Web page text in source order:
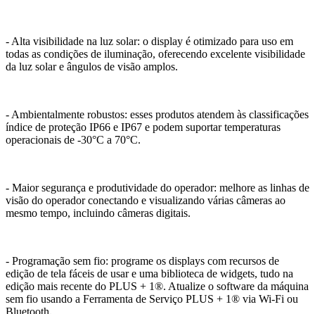
- Alta visibilidade na luz solar: o display é otimizado para uso em
todas as condições de iluminação, oferecendo excelente visibilidade
da luz solar e ângulos de visão amplos.
- Ambientalmente robustos: esses produtos atendem às classificações
índice de proteção IP66 e IP67 e podem suportar temperaturas
operacionais de -30°C a 70°C.
- Maior segurança e produtividade do operador: melhore as linhas de
visão do operador conectando e visualizando várias câmeras ao
mesmo tempo, incluindo câmeras digitais.
- Programação sem fio: programe os displays com recursos de
edição de tela fáceis de usar e uma biblioteca de widgets, tudo na
edição mais recente do PLUS + 1®. Atualize o software da máquina
sem fio usando a Ferramenta de Serviço PLUS + 1® via Wi-Fi ou
Bluetooth.